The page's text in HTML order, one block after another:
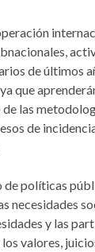
de últimos
que
las
de
de políticas
necesidades
y las
valores,